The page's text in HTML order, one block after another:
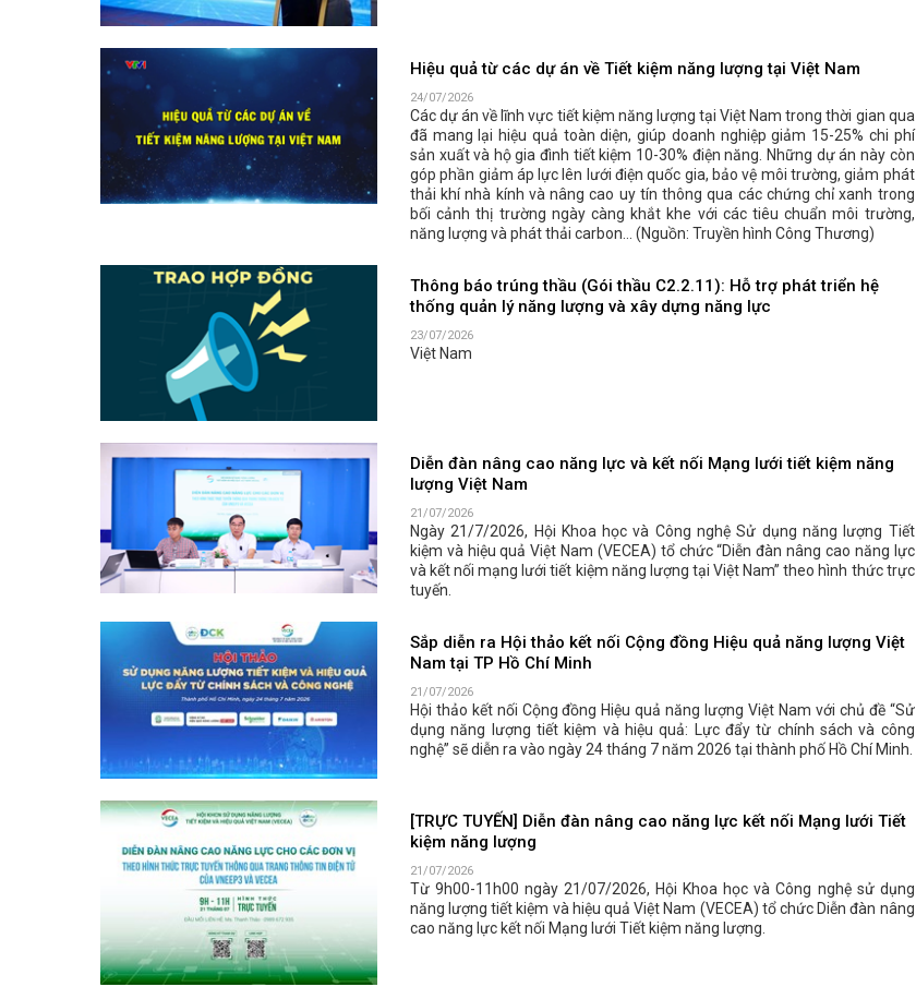
Hiệu quả từ các dự án về Tiết kiệm năng lượng tại Việt Nam
24/07/2026
Các dự án về lĩnh vực tiết kiệm năng lượng tại Việt Nam trong thời gian qua
đã mang lại hiệu quả toàn diện, giúp doanh nghiệp giảm 15-25% chi phí
sản xuất và hộ gia đình tiết kiệm 10-30% điện năng. Những dự án này còn
góp phần giảm áp lực lên lưới điện quốc gia, bảo vệ môi trường, giảm phát
thải khí nhà kính và nâng cao uy tín thông qua các chứng chỉ xanh trong
bối cảnh thị trường ngày càng khắt khe với các tiêu chuẩn môi trường,
năng lượng và phát thải carbon... (Nguồn: Truyền hình Công Thương)
Thông báo trúng thầu (Gói thầu C2.2.11): Hỗ trợ phát triển hệ
thống quản lý năng lượng và xây dựng năng lực
23/07/2026
Việt Nam
Diễn đàn nâng cao năng lực và kết nối Mạng lưới tiết kiệm năng
lượng Việt Nam
21/07/2026
Ngày 21/7/2026, Hội Khoa học và Công nghệ Sử dụng năng lượng Tiết
kiệm và hiệu quả Việt Nam (VECEA) tổ chức “Diễn đàn nâng cao năng lực
và kết nối mạng lưới tiết kiệm năng lượng tại Việt Nam” theo hình thức trực
tuyến.
Sắp diễn ra Hội thảo kết nối Cộng đồng Hiệu quả năng lượng Việt
Nam tại TP Hồ Chí Minh
21/07/2026
Hội thảo kết nối Cộng đồng Hiệu quả năng lượng Việt Nam với chủ đề “Sử
dụng năng lượng tiết kiệm và hiệu quả: Lực đẩy từ chính sách và công
nghệ” sẽ diễn ra vào ngày 24 tháng 7 năm 2026 tại thành phố Hồ Chí Minh.
[TRỰC TUYẾN] Diễn đàn nâng cao năng lực kết nối Mạng lưới Tiết
kiệm năng lượng
21/07/2026
Từ 9h00-11h00 ngày 21/07/2026, Hội Khoa học và Công nghệ sử dụng
năng lượng tiết kiệm và hiệu quả Việt Nam (VECEA) tổ chức Diễn đàn nâng
cao năng lực kết nối Mạng lưới Tiết kiệm năng lượng.